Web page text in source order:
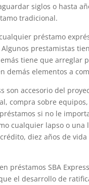
siglos o hasta
tradicional.
préstamo
prestamistas
tiene que
demás elementos a
son accesorio del
compra sobre
si no le
cualquier lapso o
diez años de
préstamos SBA
el desarrollo de